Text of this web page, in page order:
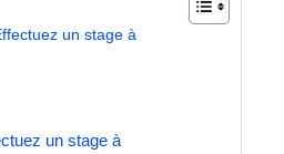
un stage à
un stage à